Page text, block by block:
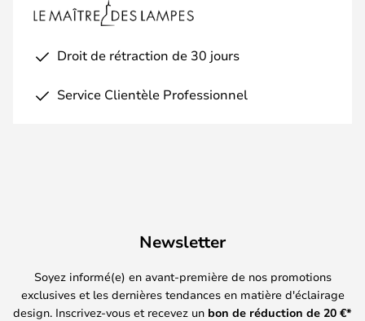
Droit de rétraction de 30 jours
Service Clientèle Professionnel
Newsletter
Soyez informé(e) en avant-première de nos promotions
exclusives et les dernières tendances en matière d'éclairage
design. Inscrivez-vous et recevez un bon de réduction de 20 €*